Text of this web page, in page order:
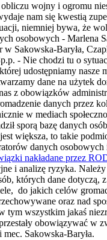
wojny i ogromu
nam się kwestią
niemniej bywa, że
osobowych - Marlena
w Sakowska-Baryła,
- Nie chodzi tu o
udostępniamy nasze
dane na użytek
z obowiązków
danych przez
w mediach
sporą bazę danych
większa, to takie
danych
nakładane przez
i analizę ryzyka.
których dane dotyczą,
do jakich celów
oraz nad
tym wszystkim jakaś
obowiązywać w
Sakowska-Baryła.